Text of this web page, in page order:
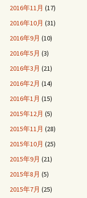
2016年11月 (17)
2016年10月 (31)
2016年9月 (10)
2016年5月 (3)
2016年3月 (21)
2016年2月 (14)
2016年1月 (15)
2015年12月 (5)
2015年11月 (28)
2015年10月 (25)
2015年9月 (21)
2015年8月 (5)
2015年7月 (25)